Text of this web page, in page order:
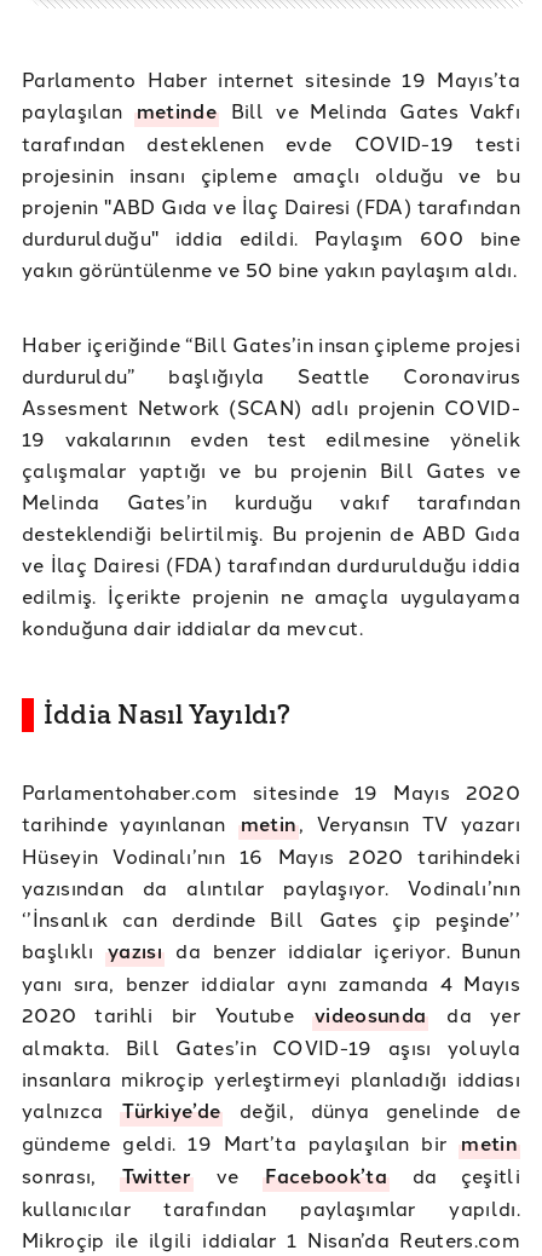
Parlamento Haber internet sitesinde 19 Mayıs’ta
paylaşılan metindeBill ve Melinda Gates Vakfı
tarafından desteklenen evde COVID-19 testi
projesinin insanı çipleme amaçlı olduğu ve bu
projenin "ABD Gıda ve İlaç Dairesi (FDA) tarafından
durdurulduğu" iddia edildi. Paylaşım 600 bine
yakın görüntülenme ve 50 bine yakın paylaşım aldı.
Haber içeriğinde “Bill Gates’in insan çipleme projesi
durduruldu” başlığıyla Seattle Coronavirus
Assesment Network (SCAN) adlı projenin COVID-
19 vakalarının evden test edilmesine yönelik
çalışmalar yaptığı ve bu projenin Bill Gates ve
Melinda Gates’in kurduğu vakıf tarafından
desteklendiği belirtilmiş. Bu projenin de ABD Gıda
ve İlaç Dairesi (FDA) tarafından durdurulduğu iddia
edilmiş. İçerikte projenin ne amaçla uygulayama
konduğuna dair iddialar da mevcut.
İddia Nasıl Yayıldı?
Parlamentohaber.com sitesinde 19 Mayıs 2020
tarihinde yayınlanan metin, Veryansın TV yazarı
Hüseyin Vodinalı’nın 16 Mayıs 2020 tarihindeki
yazısından da alıntılar paylaşıyor. Vodinalı’nın
‘’İnsanlık can derdinde Bill Gates çip peşinde’’
başlıklıyazısıda benzer iddialar içeriyor. Bunun
yanı sıra, benzer iddialar aynı zamanda 4 Mayıs
2020 tarihli bir Youtubevideosunda da yer
almakta. Bill Gates’in COVID-19 aşısı yoluyla
insanlara mikroçip yerleştirmeyi planladığı iddiası
yalnızcaTürkiye’de değil, dünya genelinde de
gündeme geldi. 19 Mart’ta paylaşılan birmetin
sonrası, Twitterve Facebook’ta da çeşitli
kullanıcılar tarafından paylaşımlar yapıldı.
Mikroçip ile ilgili iddialar 1 Nisan’da Reuters.com